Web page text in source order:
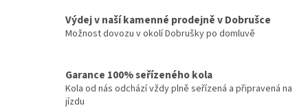
Výdej v naší kamenné prodejně v Dobrušce
Možnost dovozu v okolí Dobrušky po domluvě
Garance 100% seřízeného kola
Kola od nás odchází vždy plně seřízená a připravená na
jízdu